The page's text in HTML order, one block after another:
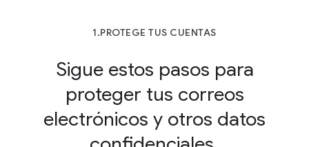
1.PROTEGE TUS CUENTAS
Sigue estos pasos para
proteger tus correos
electrónicos y otros datos